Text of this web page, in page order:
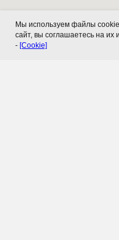
Мы используем файлы
сайт, вы соглашаетесь на
- [Cookie]